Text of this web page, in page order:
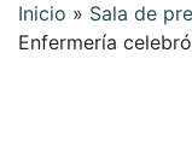
Inicio » Sala de
Enfermería